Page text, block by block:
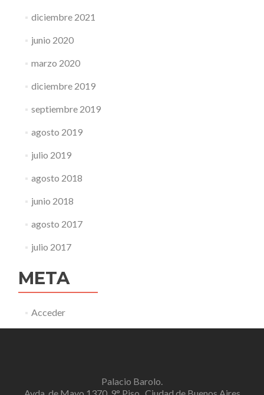
diciembre 2021
junio 2020
marzo 2020
diciembre 2019
septiembre 2019
agosto 2019
julio 2019
agosto 2018
junio 2018
agosto 2017
julio 2017
META
Acceder
Palacio Barolo.